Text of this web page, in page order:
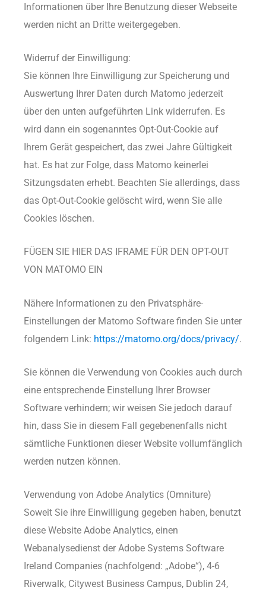
Informationen über Ihre Benutzung dieser Webseite
werden nicht an Dritte weitergegeben.
Widerruf der Einwilligung:
Sie können Ihre Einwilligung zur Speicherung und
Auswertung Ihrer Daten durch Matomo jederzeit
über den unten aufgeführten Link widerrufen. Es
wird dann ein sogenanntes Opt-Out-Cookie auf
Ihrem Gerät gespeichert, das zwei Jahre Gültigkeit
hat. Es hat zur Folge, dass Matomo keinerlei
Sitzungsdaten erhebt. Beachten Sie allerdings, dass
das Opt-Out-Cookie gelöscht wird, wenn Sie alle
Cookies löschen.
FÜGEN SIE HIER DAS IFRAME FÜR DEN OPT-OUT
VON MATOMO EIN
Nähere Informationen zu den Privatsphäre-
Einstellungen der Matomo Software finden Sie unter
folgendem Link: https://matomo.org/docs/privacy/.
Sie können die Verwendung von Cookies auch durch
eine entsprechende Einstellung Ihrer Browser
Software verhindern; wir weisen Sie jedoch darauf
hin, dass Sie in diesem Fall gegebenenfalls nicht
sämtliche Funktionen dieser Website vollumfänglich
werden nutzen können.
Verwendung von Adobe Analytics (Omniture)
Soweit Sie ihre Einwilligung gegeben haben, benutzt
diese Website Adobe Analytics, einen
Webanalysedienst der Adobe Systems Software
Ireland Companies (nachfolgend: „Adobe“), 4-6
Riverwalk, Citywest Business Campus, Dublin 24,